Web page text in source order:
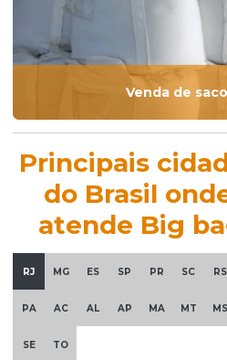
Venda de
Principais
do Brasil
atende Big
RJ MG ES SP PR SC RS
PA AC AL AP MA MT MS
SE TO